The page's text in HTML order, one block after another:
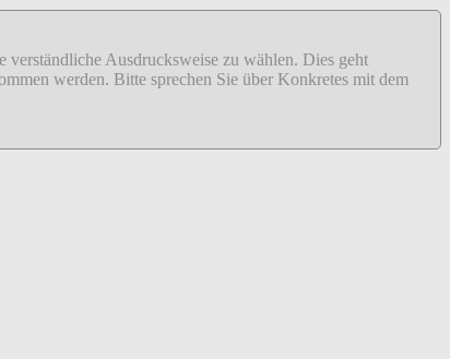
Ausdrucksweise zu wählen. Dies geht
werden. Bitte sprechen Sie über Konkretes mit dem